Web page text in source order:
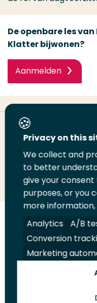
De openbare les
Klatter bijwonen?
Aanmelden
Deel deze pagina
Deel
LinkedIn
Deel
op
Twitter
Deel
op
Volg
ons
op
LinkedIn
Volg
ons
op
Facebook
Volg
ons
op
YouTube
Volg
ons
op
Juridisch Security
Privacy on this
We collect and
to better
give your
purposes, or you
more
Analytics
A/B
Conversion
Marketing